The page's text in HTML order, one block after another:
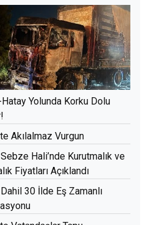
Yolunda Korku Dolu
Akılalmaz Vurgun
Hali’nde Kurutmalık ve
Fiyatları Açıklandı
30 İlde Eş Zamanlı